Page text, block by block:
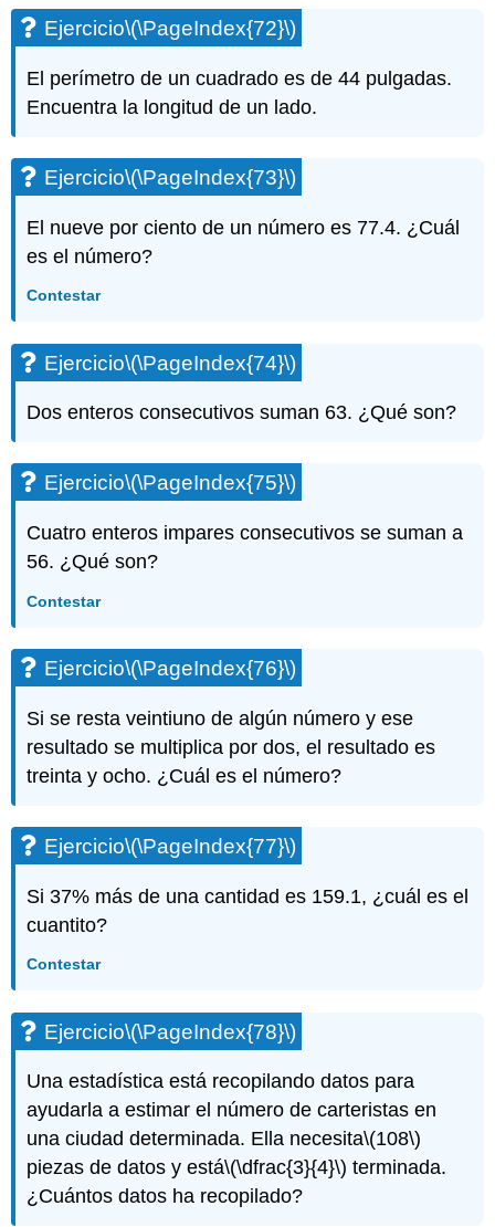
Ejercicio\(\PageIndex{72}\)
El perímetro de un cuadrado es de 44 pulgadas.
Encuentra la longitud de un lado.
Ejercicio\(\PageIndex{73}\)
El nueve por ciento de un número es 77.4. ¿Cuál
es el número?
Contestar
Ejercicio\(\PageIndex{74}\)
Dos enteros consecutivos suman 63. ¿Qué son?
Ejercicio\(\PageIndex{75}\)
Cuatro enteros impares consecutivos se suman a
56. ¿Qué son?
Contestar
Ejercicio\(\PageIndex{76}\)
Si se resta veintiuno de algún número y ese
resultado se multiplica por dos, el resultado es
treinta y ocho. ¿Cuál es el número?
Ejercicio\(\PageIndex{77}\)
Si 37% más de una cantidad es 159.1, ¿cuál es el
cuantito?
Contestar
Ejercicio\(\PageIndex{78}\)
Una estadística está recopilando datos para
ayudarla a estimar el número de carteristas en
una ciudad determinada. Ella necesita\(108\)
piezas de datos y está\(\dfrac{3}{4}\) terminada.
¿Cuántos datos ha recopilado?